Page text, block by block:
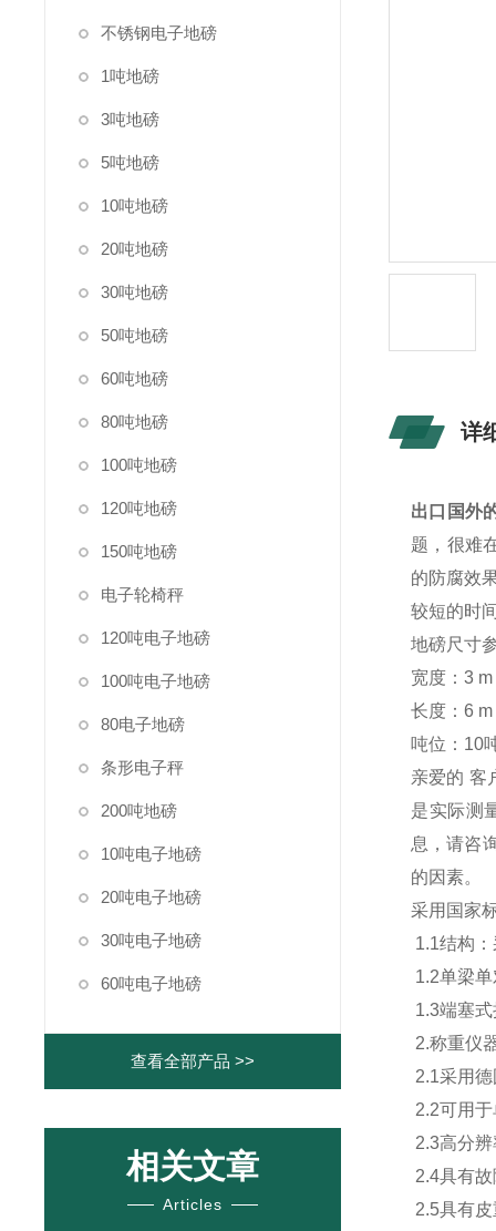
不锈钢电子地磅
1吨地磅
3吨地磅
5吨地磅
10吨地磅
20吨地磅
30吨地磅
50吨地磅
60吨地磅
80吨地磅
100吨地磅
120吨地磅
150吨地磅
电子轮椅秤
120吨电子地磅
100吨电子地磅
80电子地磅
条形电子秤
200吨地磅
10吨电子地磅
20吨电子地磅
30吨电子地磅
60吨电子地磅
查看全部产品 >>
相关文章
Articles
详
出口国外
题，很难
的防腐效
较短的时
地磅尺寸
宽度：3
长度：6
吨位：10
亲爱的 客
是实际测
息，请咨
的因素。
采用国家
1.1结构
1.2单梁
1.3端塞
2.称重仪
2.1采用
2.2可用
2.3高分
2.4具有
2.5具有